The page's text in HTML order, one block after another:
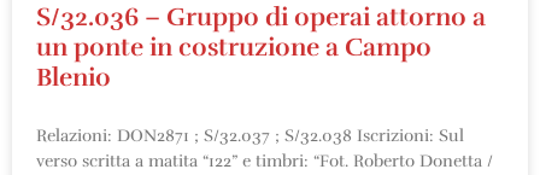
S/32.036 – Gruppo di operai attorno a
un ponte in costruzione a Campo
Blenio
Relazioni: DON2871 ; S/32.037 ; S/32.038 Iscrizioni: Sul
verso scritta a matita “122” e timbri: “Fot. Roberto Donetta /